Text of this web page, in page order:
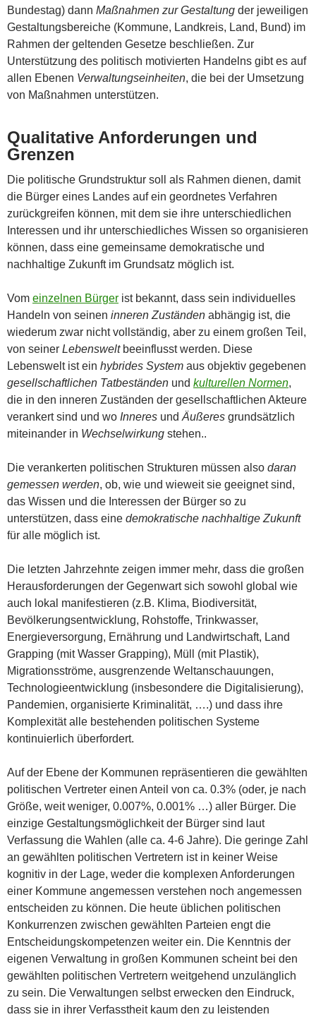
Bundestag) dann Maßnahmen zur Gestaltung der jeweiligen
Gestaltungsbereiche (Kommune, Landkreis, Land, Bund) im
Rahmen der geltenden Gesetze beschließen. Zur
Unterstützung des politisch motivierten Handelns gibt es auf
allen Ebenen Verwaltungseinheiten, die bei der Umsetzung
von Maßnahmen unterstützen.
Qualitative Anforderungen und
Grenzen
Die politische Grundstruktur soll als Rahmen dienen, damit
die Bürger eines Landes auf ein geordnetes Verfahren
zurückgreifen können, mit dem sie ihre unterschiedlichen
Interessen und ihr unterschiedliches Wissen so organisieren
können, dass eine gemeinsame demokratische und
nachhaltige Zukunft im Grundsatz möglich ist.
Vom einzelnen Bürger ist bekannt, dass sein individuelles
Handeln von seinen inneren Zuständen abhängig ist, die
wiederum zwar nicht vollständig, aber zu einem großen Teil,
von seiner Lebenswelt beeinflusst werden. Diese
Lebenswelt ist ein hybrides System aus objektiv gegebenen
gesellschaftlichen Tatbeständen und kulturellen Normen,
die in den inneren Zuständen der gesellschaftlichen Akteure
verankert sind und wo Inneres und Äußeres grundsätzlich
miteinander in Wechselwirkung stehen..
Die verankerten politischen Strukturen müssen also daran
gemessen werden, ob, wie und wieweit sie geeignet sind,
das Wissen und die Interessen der Bürger so zu
unterstützen, dass eine demokratische nachhaltige Zukunft
für alle möglich ist.
Die letzten Jahrzehnte zeigen immer mehr, dass die großen
Herausforderungen der Gegenwart sich sowohl global wie
auch lokal manifestieren (z.B. Klima, Biodiversität,
Bevölkerungsentwicklung, Rohstoffe, Trinkwasser,
Energieversorgung, Ernährung und Landwirtschaft, Land
Grapping (mit Wasser Grapping), Müll (mit Plastik),
Migrationsströme, ausgrenzende Weltanschauungen,
Technologieentwicklung (insbesondere die Digitalisierung),
Pandemien, organisierte Kriminalität, ….) und dass ihre
Komplexität alle bestehenden politischen Systeme
kontinuierlich überfordert.
Auf der Ebene der Kommunen repräsentieren die gewählten
politischen Vertreter einen Anteil von ca. 0.3% (oder, je nach
Größe, weit weniger, 0.007%, 0.001% …) aller Bürger. Die
einzige Gestaltungsmöglichkeit der Bürger sind laut
Verfassung die Wahlen (alle ca. 4-6 Jahre). Die geringe Zahl
an gewählten politischen Vertretern ist in keiner Weise
kognitiv in der Lage, weder die komplexen Anforderungen
einer Kommune angemessen verstehen noch angemessen
entscheiden zu können. Die heute üblichen politischen
Konkurrenzen zwischen gewählten Parteien engt die
Entscheidungskompetenzen weiter ein. Die Kenntnis der
eigenen Verwaltung in großen Kommunen scheint bei den
gewählten politischen Vertretern weitgehend unzulänglich
zu sein. Die Verwaltungen selbst erwecken den Eindruck,
dass sie in ihrer Verfasstheit kaum den zu leistenden